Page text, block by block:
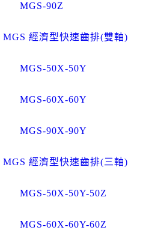
MGS-90Z
▌MGS 經濟型快速齒排(雙軸)
MGS-50X-50Y
MGS-60X-60Y
MGS-90X-90Y
▌MGS 經濟型快速齒排(三軸)
MGS-50X-50Y-50Z
MGS-60X-60Y-60Z